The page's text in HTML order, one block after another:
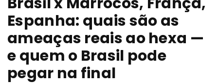
Espanha: quais são as
ameaças reais ao hexa —
e quem o Brasil pode
pegar na final